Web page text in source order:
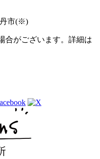
市(※)
合がございます。詳細は